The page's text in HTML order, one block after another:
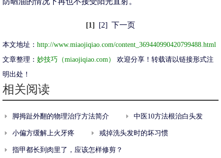
[1] [2] 下一页
本文地址： http://www.miaojiqiao.com/content_369440990420799488.html
文章整理： 妙技巧（miaojiqiao.com）
欢迎分享！转载请以链接形式注
明出处！
相关阅读
脚拇趾外翻的物理治疗方法简介 中医10方法根治白头发
小偏方缓解上火牙疼 戒掉洗头发时的坏习惯
指甲都长到肉里了，应该怎样修剪？